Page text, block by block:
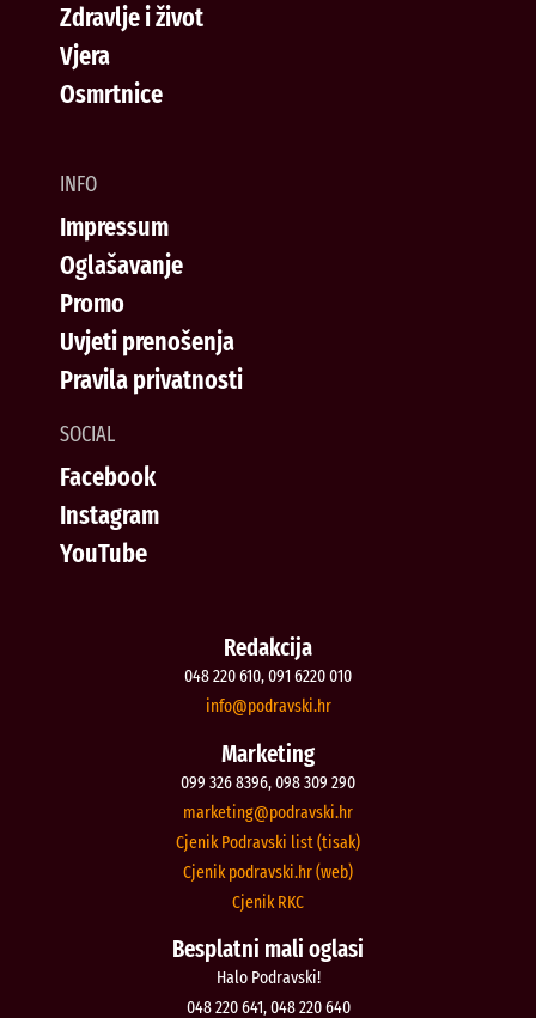
Zdravlje i život
Vjera
Osmrtnice
INFO
Impressum
Oglašavanje
Promo
Uvjeti prenošenja
Pravila privatnosti
SOCIAL
Facebook
Instagram
YouTube
Redakcija
048 220 610, 091 6220 010
rh.iksvardop
@ofni
Marketing
099 326 8396, 098 309 290
rh.iksvardop
@gnitekram
Cjenik Podravski list (tisak)
Cjenik podravski.hr (web)
Cjenik RKC
Besplatni mali oglasi
Halo Podravski!
048 220 641, 048 220 640